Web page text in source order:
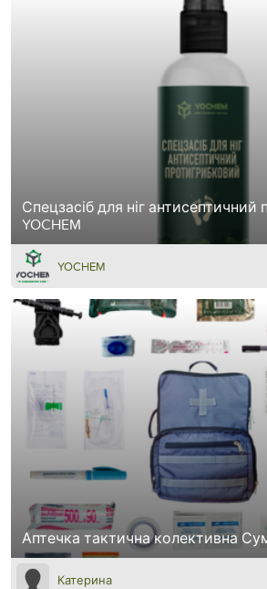
Спецзасіб для ніг
YOCHEM
YOCHEM
Аптечка тактична колективна
Катерина